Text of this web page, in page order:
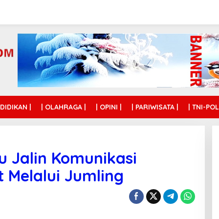
| | OLAHRAGA | | OPINI | | PARIWISATA | | TNI-
Jalin Komunikasi
Jumling